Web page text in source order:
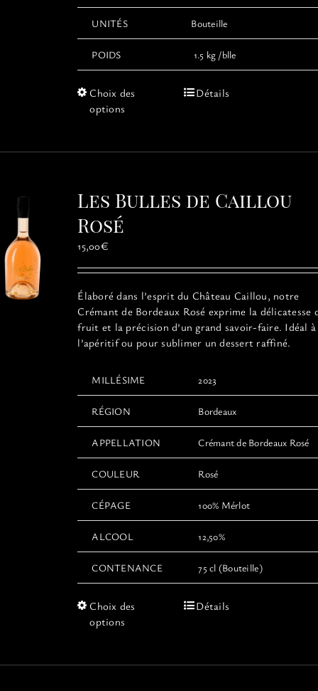
UNITÉS Bouteille
POIDS 1.5 kg /blle
Choix des
options
Ce
variations.
peuvent
la
du
produit
Détails
Les Bulles de Caillou
Rosé
15,00€
Élaboré dans l’esprit du Château Caillou, notre
Crémant de Bordeaux Rosé exprime la délicatesse
fruit et la précision d’un grand savoir-faire. Idéal à
l’apéritif ou pour sublimer un dessert raffiné.
MILLÉSIME 2023
RÉGION Bordeaux
APPELLATION Crémant de Bordeaux Rosé
COULEUR Rosé
CÉPAGE 100% Mérlot
ALCOOL 12,50%
CONTENANCE 75 cl (Bouteille)
Choix des
options
Ce
variations.
Détails